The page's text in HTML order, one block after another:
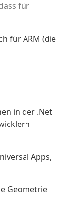
für
für ARM (die
in der .Net
Apps,
Geometrie